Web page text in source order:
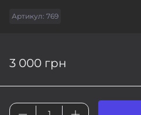
Артикул: 769
3 000 грн